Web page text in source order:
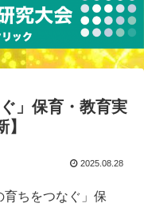
」保育・教育実
2025.08.28
ちをつなぐ」保